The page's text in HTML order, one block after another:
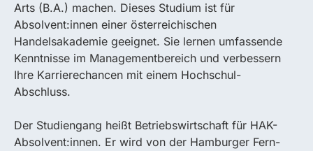
Arts (B.A.) machen. Dieses Studium ist für
Absolvent:innen einer österreichischen
Handelsakademie geeignet. Sie lernen umfassende
Kenntnisse im Managementbereich und verbessern
Ihre Karrierechancen mit einem Hochschul-
Abschluss.
Der Studiengang heißt Betriebswirtschaft für HAK-
Absolvent:innen. Er wird von der Hamburger Fern-